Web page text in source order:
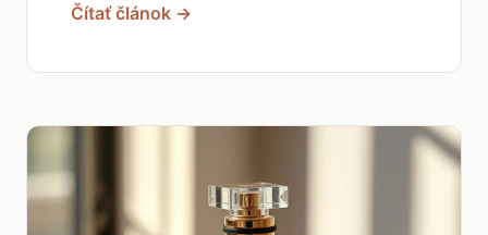
Čítať článok →